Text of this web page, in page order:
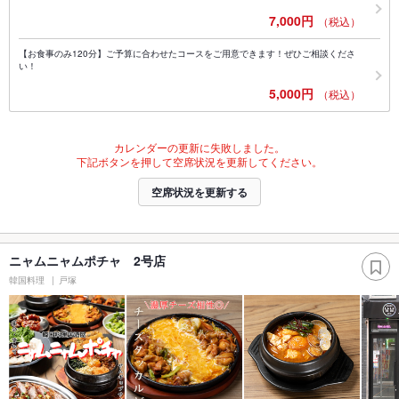
7,000円 （税込）
【お食事のみ120分】ご予算に合わせたコースをご用意できます！ぜひご相談くださ
い！
5,000円 （税込）
カレンダーの更新に失敗しました。
下記ボタンを押して空席状況を更新してください。
空席状況を更新する
ニャムニャムポチャ 2号店
韓国料理 戸塚